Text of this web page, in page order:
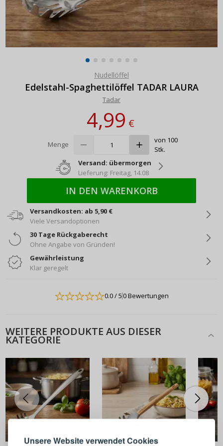
Unsere Website verwendet Cookies
Nudellöffel
Edelstahl-Spaghettilöffel TADAR LAURA
Tadar
4,99€
Menge
von 100
Stk.
Versand: übermorgen
Lieferung: Freitag, 14.08
IN DEN WARENKORB
Versandkosten: ab 5,90 €
Viele Versandoptionen
30 Tage Rückgaberecht
Ohne Angabe von Gründen!
Gewährleistung
Klar geregelt
0.0/ 50 Bewertungen
WEITERE PRODUKTE AUS DIESER
KATEGORIE
ANMELDEN REGISTRIEREN
Melden Sie sich bei Ihrem